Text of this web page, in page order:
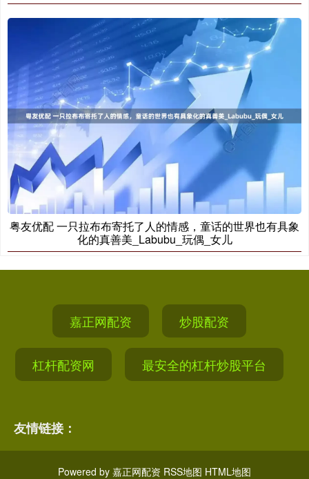
粤友优配 一只拉布布寄托了人的情感，童话的世界也有具象
化的真善美_Labubu_玩偶_女儿
嘉正网配资 炒股配资
杠杆配资网 最安全的杠杆炒股平台
友情链接：
Powered by 嘉正网配资 RSS地图 HTML地图